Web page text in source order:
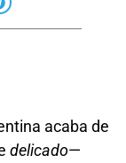
acaba de
delicado—